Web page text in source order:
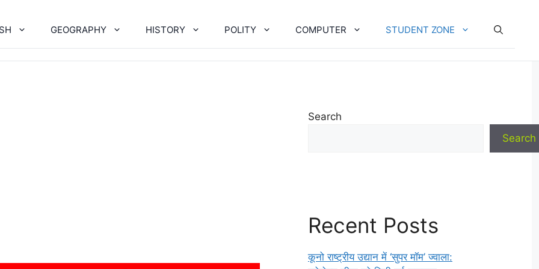
GEOGRAPHY HISTORY POLITY COMPUTER STUDENT ZONE
Search
Search
Recent Posts
कूनो राष्ट्रीय उद्यान में ‘सुपर मॉम’ ज्वाला: